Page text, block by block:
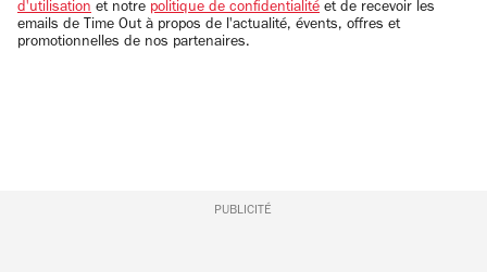
d'utilisation et notre politique de confidentialité et de recevoir les
emails de Time Out à propos de l'actualité, évents, offres et
promotionnelles de nos partenaires.
PUBLICITÉ